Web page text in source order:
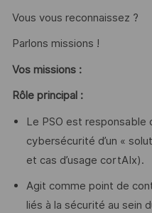
Vous vous reconnaissez ?
Parlons missions !
Vos missions :
Rôle principal :
Le PSO est
cybersécurité d’un «
et cas d’usage cortAIx).
Agit comme point de
liés à la sécurité au sein